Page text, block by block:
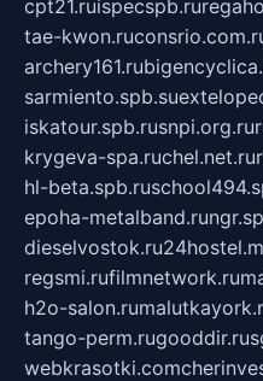
cpt21.ruispecspb.ru
tae-kwon.ru
archery161.ru
sarmiento.spb.su
iskatour.spb.rusnpi.org.ru
krygeva-spa.ruchel.net.ru
hl-beta.spb.ru
epoha-metalband.ru
dieselvostok.ru
regsmi.rufilmnetwork.ru
h2o-salon.ru
tango-perm.rugooddir.ru
webkrasotki.com